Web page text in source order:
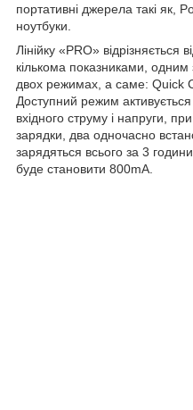
портативні джерела такі як,
ноутбуки.
Лінійку «PRO» відрізняється
кількома показниками,
двох режимах, а саме: Quick
Доступний режим
вхідного струму і напруги,
зарядки, два одночасно
зарядяться всього за 3
буде становити 800mA.